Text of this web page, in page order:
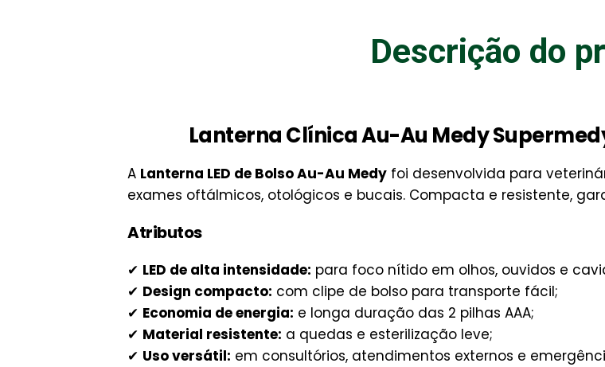
Descrição do
Lanterna Clínica Au-Au Medy
A Lanterna LED de Bolso Au-Au Medy foi desenvolvida para
exames oftálmicos, otológicos e bucais. Compacta e resistente,
Atributos
✔ LED de alta intensidade: para foco nítido em olhos, ouvidos e
✔ Design compacto: com clipe de bolso para transporte fácil;
✔ Economia de energia: e longa duração das 2 pilhas AAA;
✔ Material resistente: a quedas e esterilização leve;
✔ Uso versátil: em consultórios, atendimentos externos e